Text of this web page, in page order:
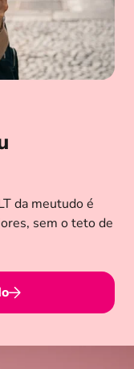
da meutudo é
sem o teto de